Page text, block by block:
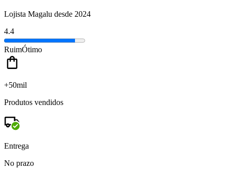
Lojista Magalu desde 2024
4.4
RuimÓtimo
+50mil
Produtos vendidos
Entrega
No prazo